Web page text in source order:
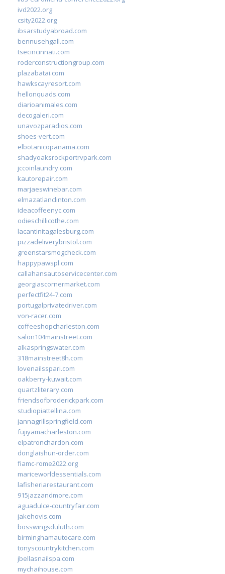
ivd2022.org
csity2022.org
ibsarstudyabroad.com
bennusehgall.com
tsecincinnati.com
roderconstructiongroup.com
plazabatai.com
hawkscayresort.com
hellonquads.com
diarioanimales.com
decogaleri.com
unavozparadios.com
shoes-vert.com
elbotanicopanama.com
shadyoaksrockportrvpark.com
jccoinlaundry.com
kautorepair.com
marjaeswinebar.com
elmazatlanclinton.com
ideacoffeenyc.com
odieschillicothe.com
lacantinitagalesburg.com
pizzadeliverybristol.com
greenstarsmogcheck.com
happypawspl.com
callahansautoservicecenter.com
georgiascornermarket.com
perfectfit24-7.com
portugalprivatedriver.com
von-racer.com
coffeeshopcharleston.com
salon104mainstreet.com
alkaspringswater.com
318mainstreet8h.com
lovenailsspari.com
oakberry-kuwait.com
quartzliterary.com
friendsofbroderickpark.com
studiopiattellina.com
jannagrillspringfield.com
fujiyamacharleston.com
elpatronchardon.com
donglaishun-order.com
fiamc-rome2022.org
mariceworldessentials.com
lafisheriarestaurant.com
915jazzandmore.com
aguadulce-countryfair.com
jakehovis.com
bosswingsduluth.com
birminghamautocare.com
tonyscountrykitchen.com
jbellasnailspa.com
mychaihouse.com